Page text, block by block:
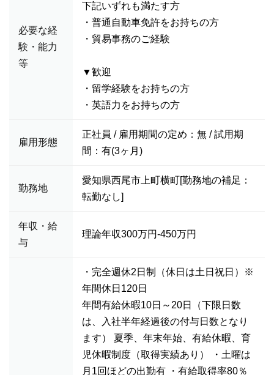
必要な経
験・能力
等
下記いずれも満たす方
・普通自動車免許をお持ちの方
・貿易事務のご経験
▼歓迎
・留学経験をお持ちの方
・英語力をお持ちの方
雇用形態
正社員 / 雇用期間の定め：無 / 試用期
間：有(3ヶ月)
勤務地
愛知県西尾市上町横町[勤務地の補足：
転勤なし]
年収・給
与
理論年収300万円-450万円
・完全週休2日制（休日は土日祝日）※
年間休日120日
年間有給休暇10日～20日（下限日数
は、入社半年経過後の付与日数となり
ます） 夏季、年末年始、有給休暇、育
児休暇制度（取得実績あり） ・土曜は
月1回ほどの出勤有 ・有給取得率80％